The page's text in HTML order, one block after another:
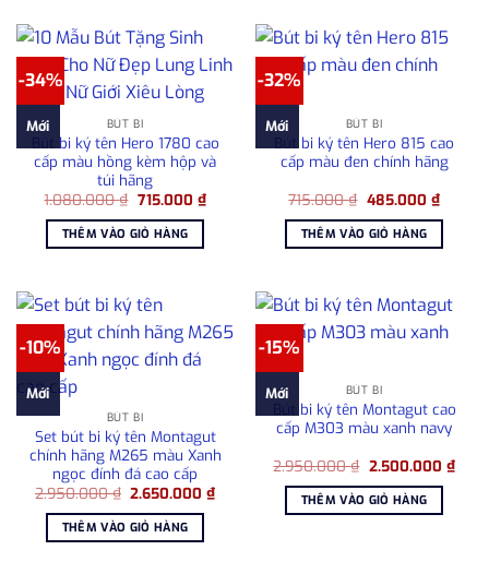
-34%
Mới BÚT BI
Bút bi ký tên Hero 1780 cao
cấp màu hồng kèm hộp và
túi hãng
1.080.000₫ Giá
là:
1.080.000 ₫.
715.000 ₫Giá
hiện
THÊM VÀO GIỎ HÀNG
-32%
Mới BÚT BI
Bút bi ký tên Hero 815 cao
cấp màu đen chính hãng
715.000₫ Giá
là:
715.000 ₫.
485.000 ₫Giá
hiện
tại
THÊM VÀO GIỎ HÀNG
-10%
Mới
BÚT BI
Set bút bi ký tên Montagut
chính hãng M265 màu Xanh
ngọc đính đá cao cấp
2.950.000₫ Giá
là:
2.950.000 ₫.
2.650.000₫Giá
hiện
THÊM VÀO GIỎ HÀNG
-15%
Mới BÚT BI
Bút bi ký tên Montagut cao
cấp M303 màu xanh navy
2.950.000₫ Giá
là:
2.950.000 ₫.
2.500.000 ₫Giá
hiện
THÊM VÀO GIỎ HÀNG